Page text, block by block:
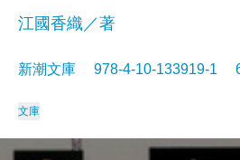
江國香織／著
新潮文庫 978-4-10-133919-1
文庫